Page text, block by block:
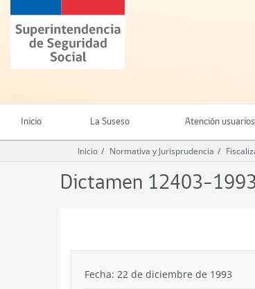
contenido
principal
Superintendencia
de
Seguridad
(SUSESO)
Chile
Inicio La Suseso Atención
Inicio Normativa y Jurisprudencia
Dictamen 12403-
Fecha: 22 de diciembre de 1993